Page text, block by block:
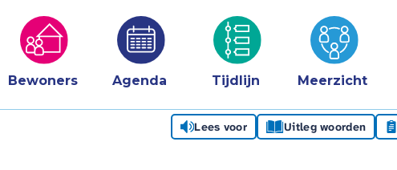
Bewoners Agenda Tijdlijn Meerzicht
Lees voor Uitleg woorden